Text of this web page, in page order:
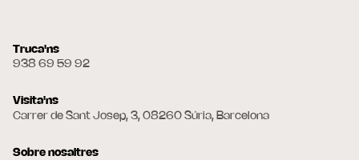
Truca'ns
938 69 59 92
Visita'ns
Carrer de Sant Josep, 3, 08260 Súria, Barcelona
Sobre nosaltres